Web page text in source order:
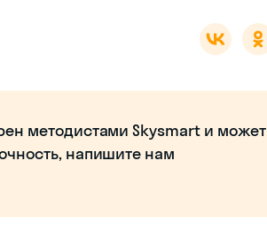
методистами Skysmart и может
напишите нам